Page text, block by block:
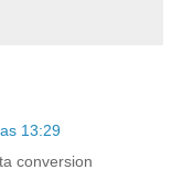
13:29
conversion